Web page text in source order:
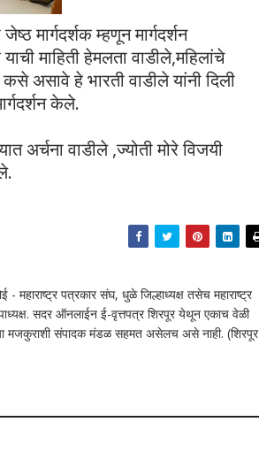
मार्गदर्शक म्हणून मार्गदर्शन
माहिती हेमलता वाडीले,महिलांचे
असावे हे भारती वाडीले यांनी दिली
केले.
अर्चना वाडीले ,ज्योती मोरे विजयी
महाराष्ट्र पत्रकार संघ, धुळे जिल्हाध्यक्ष तसेच महाराष्ट्र
सदर ऑनलाईन ई-वृत्तपत्र शिरपूर येथून एकाच वेळी
मजकुराशी संपादक मंडळ सहमत असेलच असे नाही. (शिरपूर